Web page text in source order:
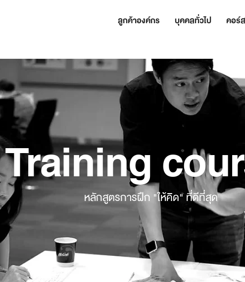
ลูกค้าองค์กร บุคคลทั่วไป คอร์
Training
หลักสูตรการฝึก "ให้คิด" ที่ดีที่สุด